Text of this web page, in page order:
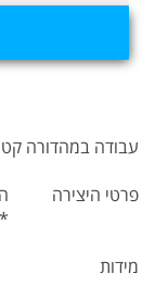
עבודה במהדורה
פרטי היצירה
מידות